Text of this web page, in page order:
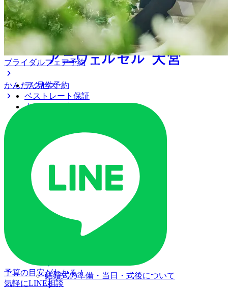
アクセス
ベストレート保証
よくあるご質問
ご予約・お問い合わせ
ブライダルフェア
ブライダルフェア一覧
ブライダルフェアの基礎知識
結婚式の準備・当日・式後について
ブライダルフェア予約
かんたん見学予約
予算の目安がわかる！
気軽にLINE相談